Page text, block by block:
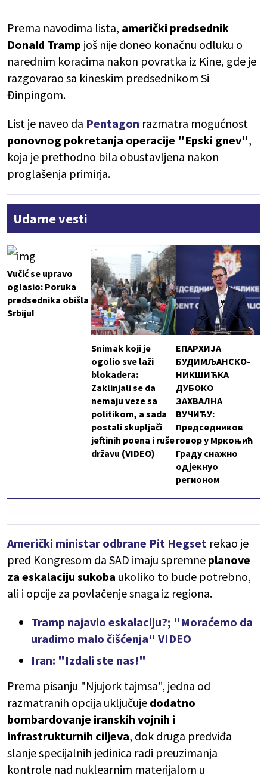
Prema navodima lista, američki predsednik
Donald Tramp još nije doneo konačnu odluku o
narednim koracima nakon povratka iz Kine, gde je
razgovarao sa kineskim predsednikom Si
Đinpingom.
List je naveo da Pentagon razmatra mogućnost
ponovnog pokretanja operacije "Epski gnev",
koja je prethodno bila obustavljena nakon
proglašenja primirja.
Udarne vesti
Vučić se upravo
oglasio: Poruka
predsednika obišla
Srbiju!
Snimak koji je
ogolio sve laži
blokadera:
Zaklinjali se da
nemaju veze sa
politikom, a sada
postali skupljači
jeftinih poena i ruše
državu (VIDEO)
ЕПАРХИЈА
БУДИМЉАНСКО-
НИКШИЋКА
ДУБОКО
ЗАХВАЛНА
ВУЧИЋУ:
Председников
говор у Мркоњић
Граду снажно
одјекнуо
регионом
Američki ministar odbrane Pit Hegset rekao je
pred Kongresom da SAD imaju spremne planove
za eskalaciju sukoba ukoliko to bude potrebno,
ali i opcije za povlačenje snaga iz regiona.
Tramp najavio eskalaciju?; "Moraćemo da
uradimo malo čišćenja" VIDEO
Iran: "Izdali ste nas!"
Prema pisanju "Njujork tajmsa", jedna od
razmatranih opcija uključuje dodatno
bombardovanje iranskih vojnih i
infrastrukturnih ciljeva, dok druga predviđa
slanje specijalnih jedinica radi preuzimanja
kontrole nad nuklearnim materijalom u